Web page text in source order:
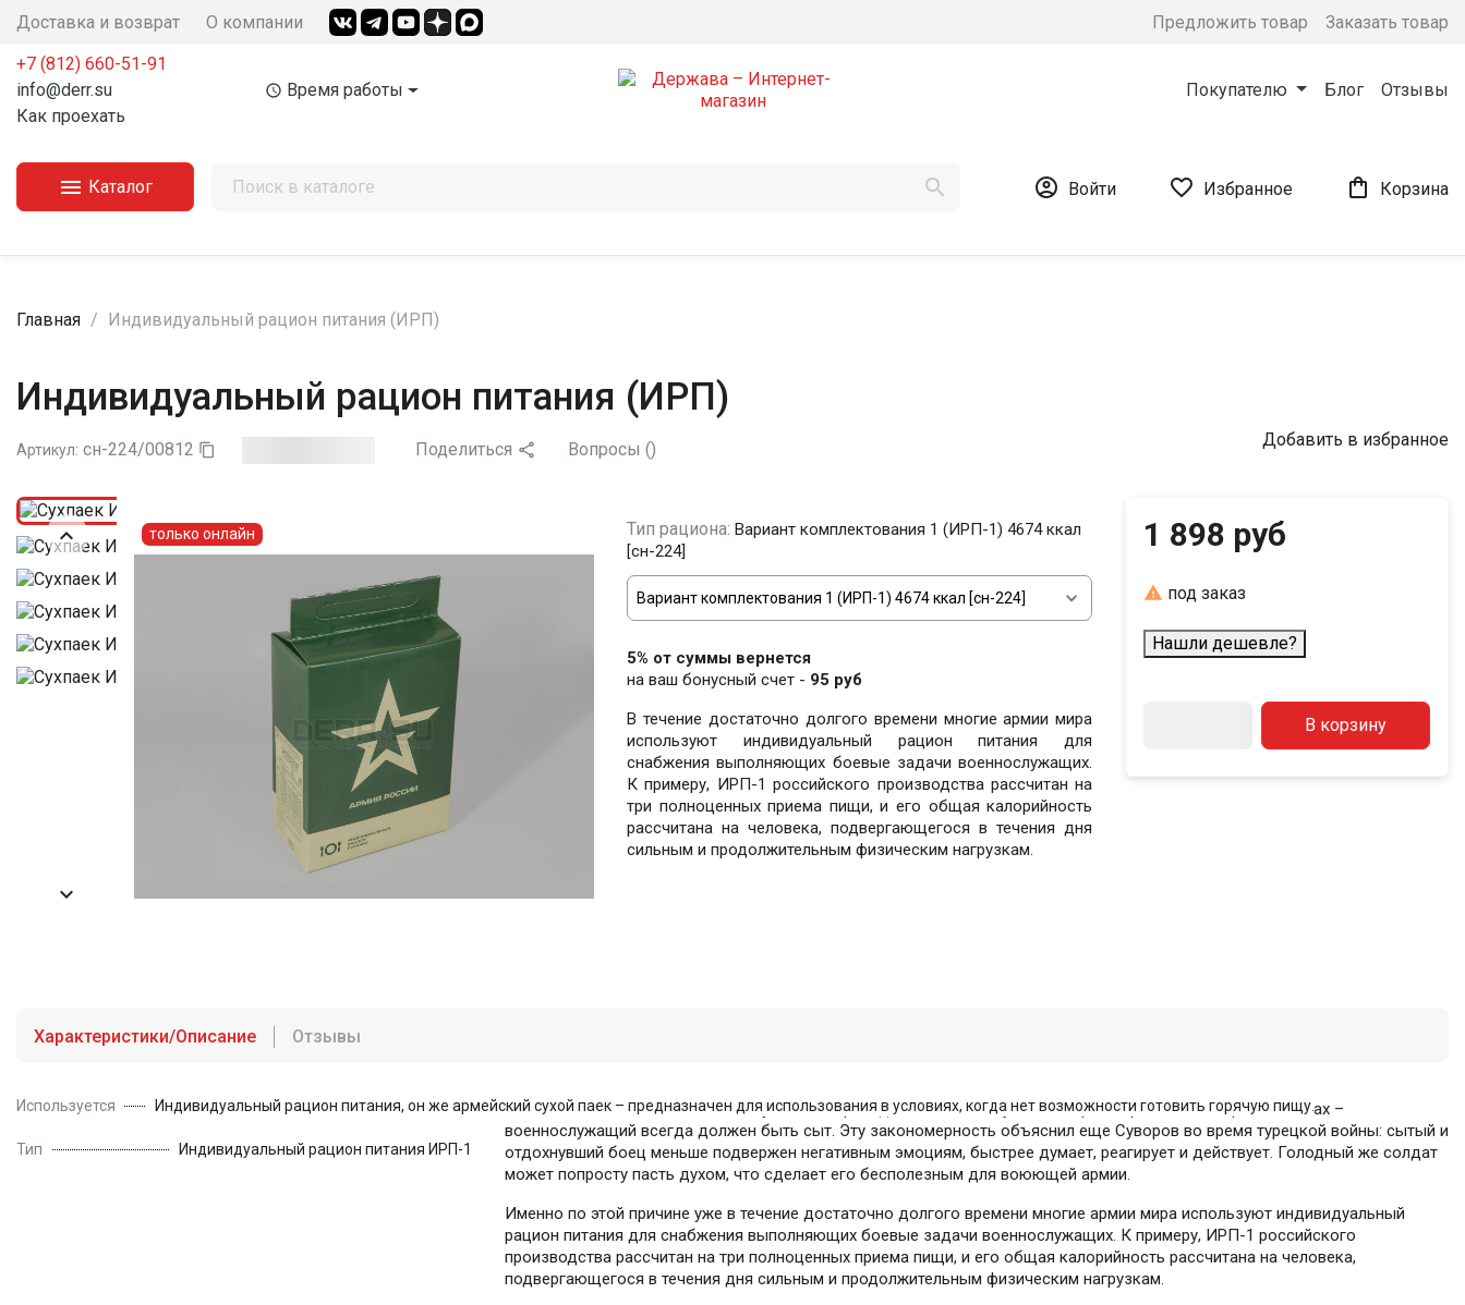
Доставка и возврат О компании Предложить товар Заказать товар
+7 (812) 660-51-91‬
info@derr.su
Как проехать
access_time Время работы Покупателю Блог Отзывы
 Каталог   Войти  Избранное  Корзина
Главная Индивидуальный рацион питания (ИРП)
Индивидуальный рацион питания (ИРП)
Артикул: сн-224/00812  Поделиться  Вопросы () Добавить в избранное


только онлайн Тип рациона: Вариант комплектования 1 (ИРП-1) 4674 ккал
[сн-224]
5% от суммы вернется
на ваш бонусный счет - 95 руб
В течение достаточно долгого времени многие армии мира
используют индивидуальный рацион питания для
снабжения выполняющих боевые задачи военнослужащих.
К примеру, ИРП-1 российского производства рассчитан на
три полноценных приема пищи, и его общая калорийность
рассчитана на человека, подвергающегося в течения дня
сильным и продолжительным физическим нагрузкам.
1 898 руб
 под заказ
Нашли дешевле?
В корзину
Характеристики/Описание Отзывы
Используется Индивидуальный рацион питания, он же армейский сухой паек – предназначен для использования в условиях, когда нет возможности готовить горячую пищу.
Тип Индивидуальный рацион питания ИРП-1
Вне зависимости от того, в каких условиях проходит воинская служба, в мирное время или в горячих точках –
военнослужащий всегда должен быть сыт. Эту закономерность объяснил еще Суворов во время турецкой войны: сытый и
отдохнувший боец меньше подвержен негативным эмоциям, быстрее думает, реагирует и действует. Голодный же солдат
может попросту пасть духом, что сделает его бесполезным для воюющей армии.
Именно по этой причине уже в течение достаточно долгого времени многие армии мира используют индивидуальный
рацион питания для снабжения выполняющих боевые задачи военнослужащих. К примеру, ИРП-1 российского
производства рассчитан на три полноценных приема пищи, и его общая калорийность рассчитана на человека,
подвергающегося в течения дня сильным и продолжительным физическим нагрузкам.